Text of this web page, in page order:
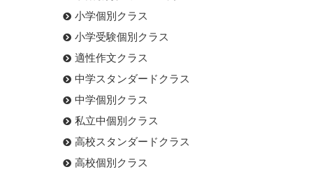
小学個別クラス
小学受験個別クラス
適性作文クラス
中学スタンダードクラス
中学個別クラス
私立中個別クラス
高校スタンダードクラス
高校個別クラス